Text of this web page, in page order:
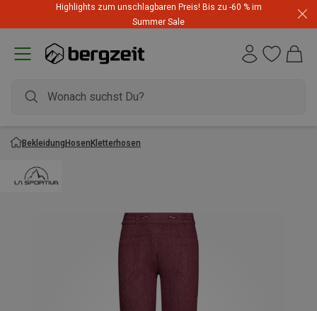
Highlights zum unschlagbaren Preis! Bis zu -60 % im
Summer Sale
BekleidungHosenKletterhosen